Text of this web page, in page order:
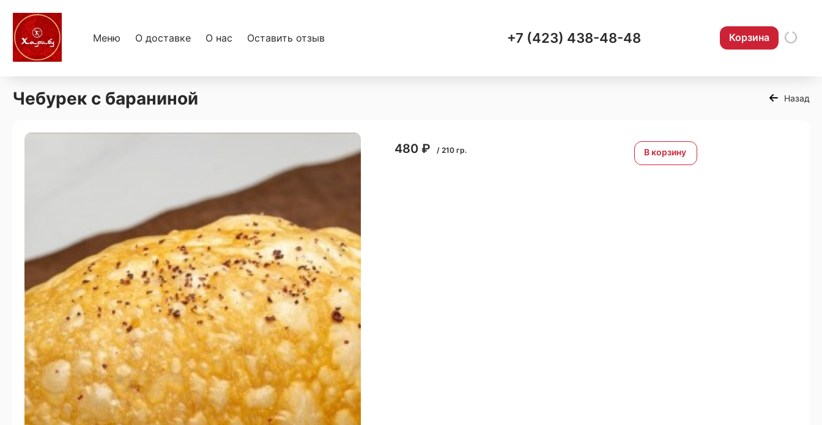
Меню О доставке О нас Оставить отзыв +7 (423) 438-48-48 Корзина
Чебурек с бараниной Назад
480 ₽ / 210 гр. В корзину